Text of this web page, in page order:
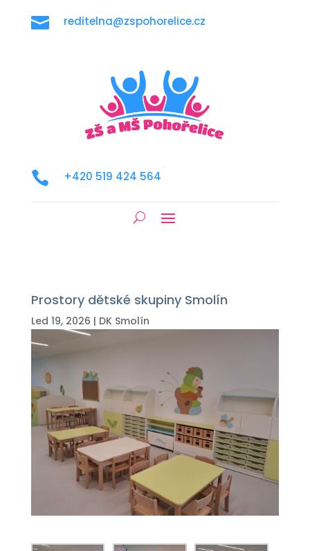
 reditelna@zspohorelice.cz
 +420 519 424 564
Prostory dětské skupiny Smolín
Led 19, 2026 | DK Smolín